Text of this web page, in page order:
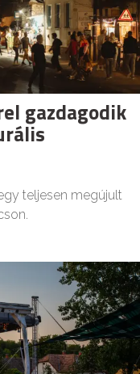
gazdagodik
teljesen megújult